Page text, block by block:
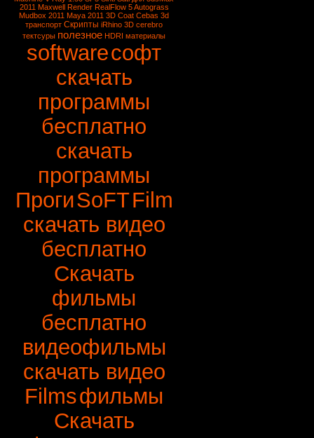
2011 Maxwell Render RealFlow 5Autograss
Mudbox 2011 Maya 2011 3D Coat Cebas 3d
транспорт Скрипты iRhino 3D cerebro
тектсуры полезное HDRI материалы
softwareсофт
скачать
программы
бесплатно
скачать
программы
ПрогиSoFTFilm
скачать видео
бесплатно
Скачать
фильмы
бесплатно
видеофильмы
скачать видео
Filmsфильмы
Скачать